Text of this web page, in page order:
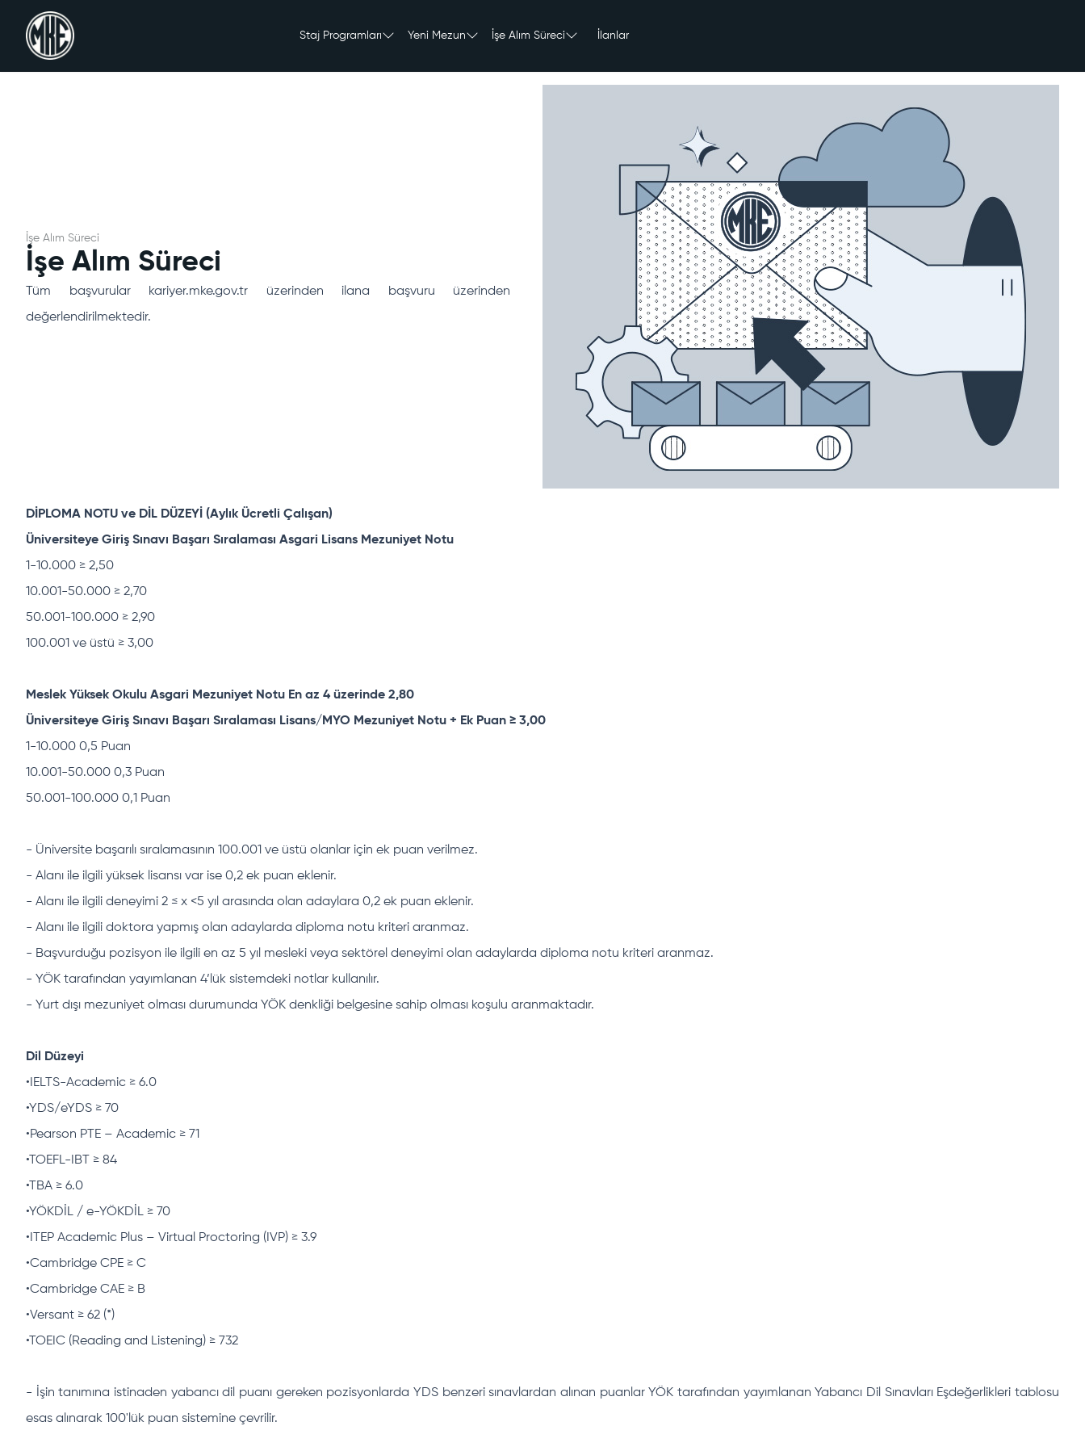
Staj Programları Yeni Mezun İşe Alım Süreci İlanlar
İşe Alım Süreci
İşe Alım Süreci
Tüm başvurular kariyer.mke.gov.tr üzerinden ilana başvuru üzerinden
değerlendirilmektedir.
DİPLOMA NOTU ve DİL DÜZEYİ (Aylık Ücretli Çalışan)
Üniversiteye Giriş Sınavı Başarı Sıralaması Asgari Lisans Mezuniyet Notu
1-10.000 ≥ 2,50
10.001-50.000 ≥ 2,70
50.001-100.000 ≥ 2,90
100.001 ve üstü ≥ 3,00
Meslek Yüksek Okulu Asgari Mezuniyet Notu En az 4 üzerinde 2,80
Üniversiteye Giriş Sınavı Başarı Sıralaması Lisans/MYO Mezuniyet Notu + Ek Puan ≥ 3,00
1-10.000 0,5 Puan
10.001-50.000 0,3 Puan
50.001-100.000 0,1 Puan
- Üniversite başarılı sıralamasının 100.001 ve üstü olanlar için ek puan verilmez.
- Alanı ile ilgili yüksek lisansı var ise 0,2 ek puan eklenir.
- Alanı ile ilgili deneyimi 2 ≤ x <5 yıl arasında olan adaylara 0,2 ek puan eklenir.
- Alanı ile ilgili doktora yapmış olan adaylarda diploma notu kriteri aranmaz.
- Başvurduğu pozisyon ile ilgili en az 5 yıl mesleki veya sektörel deneyimi olan adaylarda diploma notu kriteri aranmaz.
- YÖK tarafından yayımlanan 4’lük sistemdeki notlar kullanılır.
- Yurt dışı mezuniyet olması durumunda YÖK denkliği belgesine sahip olması koşulu aranmaktadır.
Dil Düzeyi
•IELTS-Academic ≥ 6.0
•YDS/eYDS ≥ 70
•Pearson PTE – Academic ≥ 71
•TOEFL-IBT ≥ 84
•TBA ≥ 6.0
•YÖKDİL / e-YÖKDİL ≥ 70
•ITEP Academic Plus – Virtual Proctoring (IVP) ≥ 3.9
•Cambridge CPE ≥ C
•Cambridge CAE ≥ B
•Versant ≥ 62 (*)
•TOEIC (Reading and Listening) ≥ 732
- İşin tanımına istinaden yabancı dil puanı gereken pozisyonlarda YDS benzeri sınavlardan alınan puanlar YÖK tarafından yayımlanan Yabancı Dil Sınavları Eşdeğerlikleri tablosu
esas alınarak 100'lük puan sistemine çevrilir.